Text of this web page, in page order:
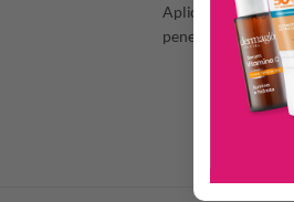
Aplicar a diario
penetración y